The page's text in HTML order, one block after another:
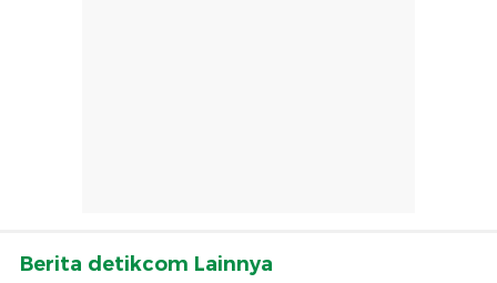
Berita detikcom Lainnya